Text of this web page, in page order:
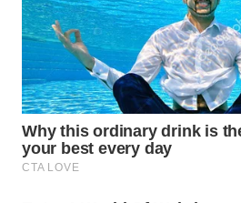
PADANG
LAWAS
WN
SUMEDANG
WN
CIANJUR